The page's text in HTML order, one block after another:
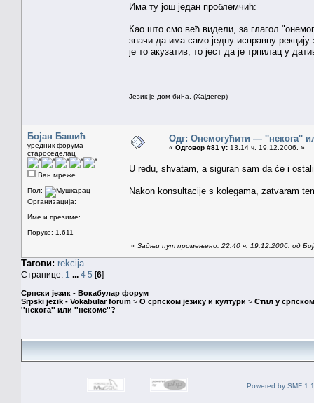
Има ту још један проблемчић:
Као што смо већ видели, за глагол
значи да има само једну исправну
је то акузатив, то јест да је трпилац у
Језик је дом бића. (Хајдегер)
Бојан Башић
уредник форума
староседелац
Ван мреже
Пол:
Организација:
Име и презиме:
Поруке: 1.611
Одг: Онемогућити — ''некога''
« Одговор #81 у: 13.14 ч. 19.12.2006. »
U redu, shvatam, a siguran sam da će i
Nakon konsultacije s kolegama, zatvaram
« Задњи пут промењено: 22.40 ч. 19.12.2006. од
Тагови: rekcija
Странице: 1 ... 4 5 [6]
Српски језик - Вокабулар форум
Srpski jezik - Vokabular forum > О српском језику и култури > Стил у српском
''некога'' или ''некоме''?
Powered by SMF